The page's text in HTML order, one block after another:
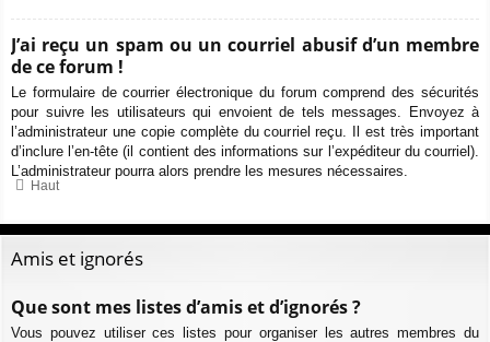
J’ai reçu un spam ou un courriel abusif d’un membre
de ce forum !
Le formulaire de courrier électronique du forum comprend des sécurités
pour suivre les utilisateurs qui envoient de tels messages. Envoyez à
l’administrateur une copie complète du courriel reçu. Il est très important
d’inclure l’en-tête (il contient des informations sur l’expéditeur du courriel).
L’administrateur pourra alors prendre les mesures nécessaires.
Haut
Amis et ignorés
Que sont mes listes d’amis et d’ignorés ?
Vous pouvez utiliser ces listes pour organiser les autres membres du